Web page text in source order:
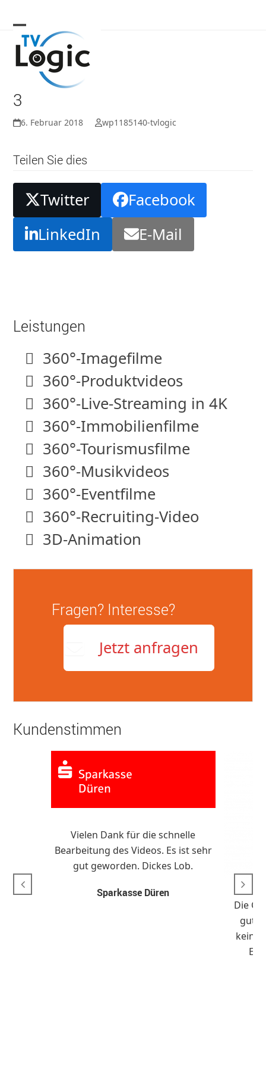
to
content
3
6. Februar 2018 wp1185140-tvlogic
Teilen Sie dies
Twitter
Facebook
LinkedIn
E-Mail
Leistungen
360°-Imagefilme
360°-Produktvideos
360°-Live-Streaming in 4K
360°-Immobilienfilme
360°-Tourismusfilme
360°-Musikvideos
360°-Eventfilme
360°-Recruiting-Video
3D-Animation
Fragen? Interesse?
Jetzt anfragen
Kundenstimmen
Vielen Dank für die schnelle
Bearbeitung des Videos. Es ist sehr
gut geworden. Dickes Lob.
Sparkasse Düren
Die
gut
keine